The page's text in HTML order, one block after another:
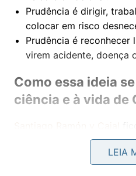
Prudência é dirigir,
colocar em risco
Prudência é reconhecer
virem acidente, doença
Como essa ideia
ciência e à vida de
dos nomes centrais da
trabalho ajudou a
LEIA